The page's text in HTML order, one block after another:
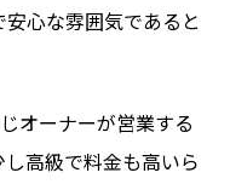
心な雰囲気であると
オーナーが営業する
高級で料金も高いら